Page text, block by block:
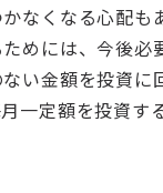
なくなる心配も
めには、今後必
い金額を投資に
一定額を投資す